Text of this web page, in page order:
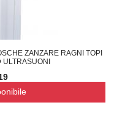
ZANZARE RAGNI TOPI